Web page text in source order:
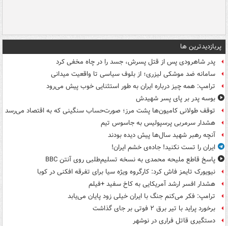
پربازدیدترین ها
پدر شاهرودی پس از قتل پسرش، جسد را در چاه مخفی کرد
سامانه ضد موشکی لیزری؛ از بلوف سیاسی تا واقعیت میدانی
ترامپ: همه چیز درباره ایران به طور استثنایی خوب پیش می‌رود
بوسه‌ پدر بر پای پسر شهیدش
توقف طولانی کامیون‌ها پشت مرز؛ صورت‌حساب سنگینی که به اقتصاد می‌رسد
هشدار سرمربی پرسپولیس به جاسوس تیم
آنچه رهبر شهید سال‌ها پیش دیده بودند
ایران را تست نکنید! جاده‌ی خشم ایران!
پاسخ قاطع ملیحه محمدی به نسخه تسلیم‌طلبی روی آنتن BBC
نیویورک تایمز فاش کرد: کارگروه ویژه سیا برای تفرقه افکنی در کوبا
هشدار افسر ارشد آمریکایی به کاخ سفید +فیلم
ترامپ: فکر می‌کنم جنگ با ایران خیلی زود پایان می‌یابد
برخورد پراید با تیر برق ۲ فوتی بر جای گذاشت
دستگیری قاتل فراری در نوشهر